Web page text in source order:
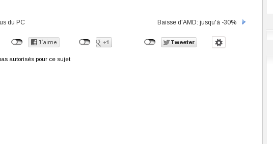
du PC Baisse d'AMD: jusqu'à -30%
autorisés pour ce sujet